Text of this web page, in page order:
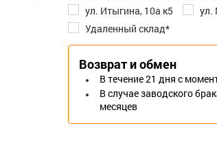
ул. Итыгина, 10а к5
ул.
Удаленный склад*
Возврат и обмен
В течение 21 дня с
В случае заводского
месяцев